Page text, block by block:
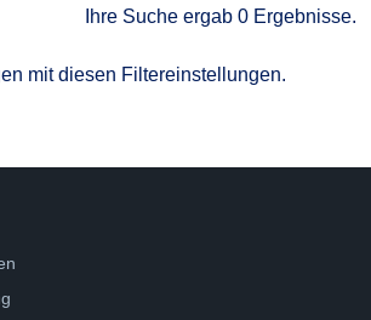
Ihre Suche ergab 0 Ergebnisse.
mit diesen Filtereinstellungen.